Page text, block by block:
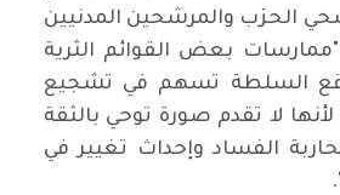
الحزب والمرشحين المدنيين
"ممارسات بعض القوائم الثرية
السلطة تسهم في تشجيع
لأنها لا تقدم صورة توحي بالثقة
الفساد وإحداث تغيير في